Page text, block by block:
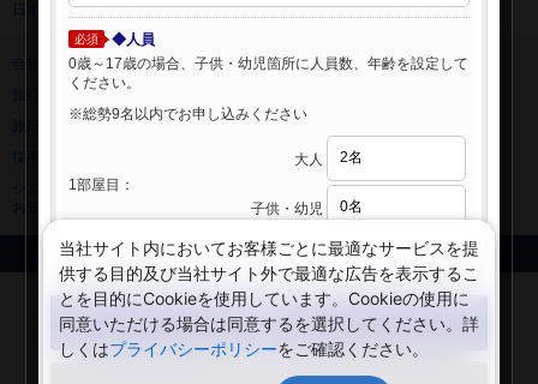
日本旅行 トップ>海外ホテル>海外ホテル検索
会社情報
プライバシーポリシー
旅行業登録票・約款
ニュースリリース
サイトマップ
システムメンテナンスの
Copyright © NIPPON TRAVEL AGENCY Co.,LTD. All rights reserved.
必須
◆人員
0歳～17歳の場合、子供・幼児箇所に人員数、年齢を設定して
ください。
※総勢9名以内でお申し込みください
1部屋目：
大人
子供・幼児
検索する
閉じる
当社サイト内においてお客様ごとに最適なサービスを提
供する目的及び当社サイト外で最適な広告を表示するこ
とを目的にCookieを使用しています。Cookieの使用に
同意いただける場合は同意するを選択してください。詳
しくはプライバシーポリシーをご確認ください。